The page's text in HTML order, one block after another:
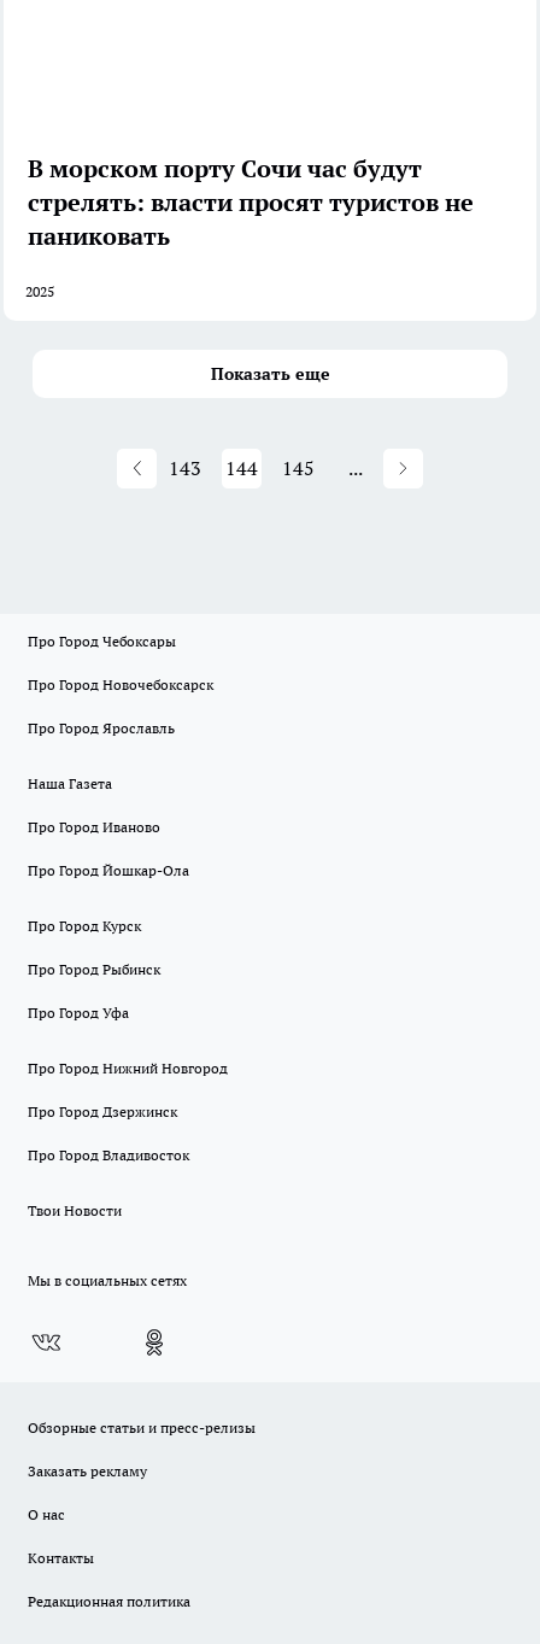
В морском порту Сочи час будут
стрелять: власти просят туристов не
паниковать
2025
Показать еще
143 144 145 ...
Про Город Чебоксары
Про Город Новочебоксарск
Про Город Ярославль
Наша Газета
Про Город Иваново
Про Город Йошкар-Ола
Про Город Курск
Про Город Рыбинск
Про Город Уфа
Про Город Нижний Новгород
Про Город Дзержинск
Про Город Владивосток
Твои Новости
Мы в социальных сетях
Обзорные статьи и пресс-релизы
Заказать рекламу
О нас
Контакты
Редакционная политика